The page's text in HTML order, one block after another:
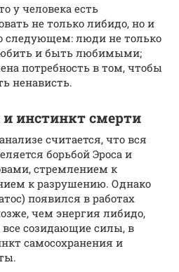
у человека есть
не только либидо, но и
следующем: люди не только
и быть любимыми;
потребность в том, чтобы
ненависть.
инстинкт смерти
считается, что вся
борьбой Эроса и
стремлением к
к разрушению. Однако
появился в работах
чем энергия либидо,
все созидающие силы, в
самосохранения и